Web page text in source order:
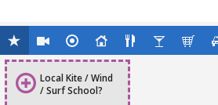
Local Kite / Wind
/ Surf School?